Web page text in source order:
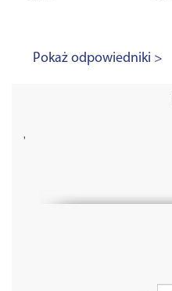
Pokaż odpowiedniki >
'